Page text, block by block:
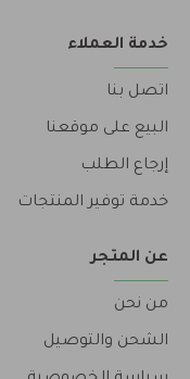
خدمة العملاء
اتصل بنا
البيع على موقعنا
إرجاع الطلب
خدمة توفير المنتجات
عن المتجر
من نحن
الشحن والتوصيل